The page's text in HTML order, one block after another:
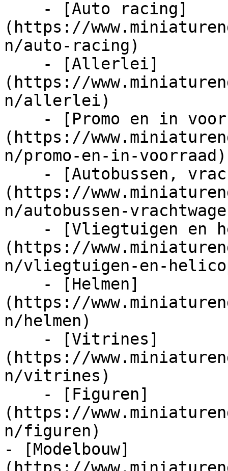
(https://
n/auto-racing)
(https://
n/allerlei)
(https://
n/promo-en-in-voorraad)
(https://
n/autobussen-
(https://
n/vliegtuigen-en-
(https://
n/helmen)
(https://
n/vitrines)
(https://
n/figuren)
- [Modelbouw]